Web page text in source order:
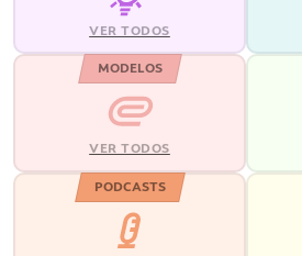
VER TODOS
MODELOS
VER TODOS
PODCASTS